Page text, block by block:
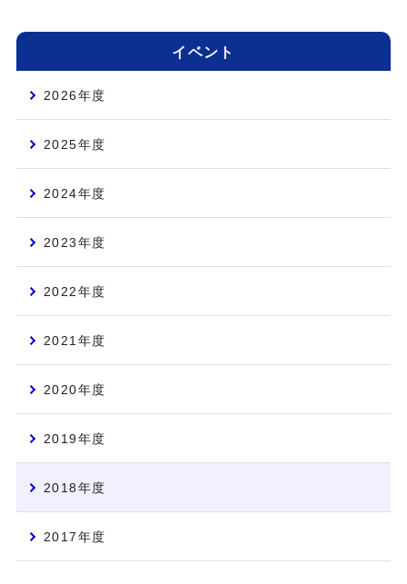
イベント
2026年度
2025年度
2024年度
2023年度
2022年度
2021年度
2020年度
2019年度
2018年度
2017年度